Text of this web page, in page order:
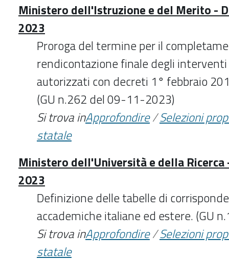
Ministero dell'Istruzione e del Merito -
2023
Proroga del termine per il
rendicontazione finale degli interventi
autorizzati con decreti 1° febbraio
(GU n.262 del 09-11-2023)
Si trova inApprofondire/Selezioni
statale
Ministero dell'Università e della Ricerca
2023
Definizione delle tabelle di
accademiche italiane ed estere. (GU
Si trova inApprofondire/Selezioni
statale